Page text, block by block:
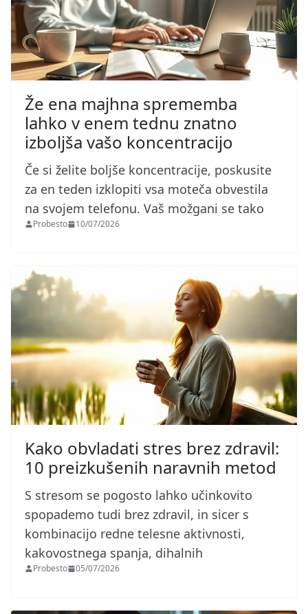
Že ena majhna sprememba
lahko v enem tednu znatno
izboljša vašo koncentracijo
Če si želite boljše koncentracije, poskusite
za en teden izklopiti vsa moteča obvestila
na svojem telefonu. Vaš možgani se tako
Probesto 10/07/2026
Kako obvladati stres brez zdravil:
10 preizkušenih naravnih metod
S stresom se pogosto lahko učinkovito
spopademo tudi brez zdravil, in sicer s
kombinacijo redne telesne aktivnosti,
kakovostnega spanja, dihalnih
Probesto 05/07/2026